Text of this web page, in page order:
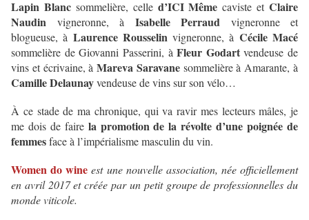
Lapin Blancsommelière, celle d’ICI Même caviste et Claire
Naudin vigneronne, à Isabelle Perraud vigneronne et
blogueuse, à Laurence Rousselin vigneronne, à Cécile Macé
sommelière de Giovanni Passerini, àFleur Godartvendeuse de
vins et écrivaine, àMareva Saravanesommelière à Amarante, à
Camille Delaunayvendeuse de vins sur son vélo…
À ce stade de ma chronique, qui va ravir mes lecteurs mâles, je
me dois de faire la promotion de la révolte d’une poignée de
femmesface à l’impérialisme masculin du vin.
Women do wine est une nouvelle association, née officiellement
en avril 2017 et créée par un petit groupe de professionnelles du
monde viticole.